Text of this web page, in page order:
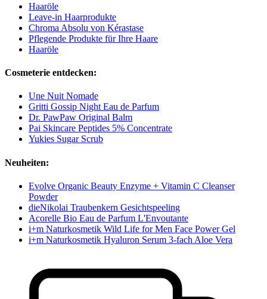
Haaröle
Leave-in Haarprodukte
Chroma Absolu von Kérastase
Pflegende Produkte für Ihre Haare
Haaröle
Cosmeterie entdecken:
Une Nuit Nomade
Gritti Gossip Night Eau de Parfum
Dr. PawPaw Original Balm
Pai Skincare Peptides 5% Concentrate
Yukies Sugar Scrub
Neuheiten:
Evolve Organic Beauty Enzyme + Vitamin C Cleanser
Powder
dieNikolai Traubenkern Gesichtspeeling
Acorelle Bio Eau de Parfum L'Envoutante
i+m Naturkosmetik Wild Life for Men Face Power Gel
i+m Naturkosmetik Hyaluron Serum 3-fach Aloe Vera